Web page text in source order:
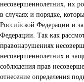
несовершеннолетних, их
в случаях и порядке,
Российской Федерации и
Федерации. Так как
правонарушениях
несовершеннолетних и
соблюдения прав
отнесение определения